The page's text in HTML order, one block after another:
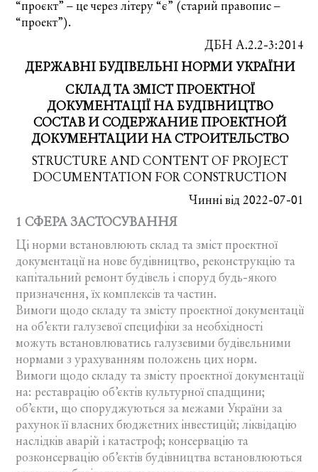
“проєкт” – це через літеру “є” (старий правопис –
“проект”).
ДБН А.2.2-3:2014
ДЕРЖАВНІ БУДІВЕЛЬНІ НОРМИ УКРАЇНИ
СКЛАД ТА ЗМІСТ ПРОЕКТНОЇ
ДОКУМЕНТАЦІЇ НА БУДІВНИЦТВО
СОСТАВ И СОДЕРЖАНИЕ ПРОЕКТНОЙ
ДОКУМЕНТАЦИИ НА СТРОИТЕЛЬСТВО
STRUCTURE AND CONTENT OF PROJECT
DOCUMENTATION FOR CONSTRUCTION
Чинні від 2022-07-01
1 СФЕРА ЗАСТОСУВАННЯ
Ці норми встановлюють склад та зміст проектної
документації на нове будівництво, реконструкцію та
капітальний ремонт будівель і споруд будь-якого
призначення, їх комплексів та частин.
Вимоги щодо складу та змісту проектної документації
на об’єкти галузевої специфіки за необхідності
можуть встановлюватись галузевими будівельними
нормами з урахуванням положень цих норм.
Вимоги щодо складу та змісту проектної документації
на: реставрацію об’єктів культурної спадщини;
об’єкти, що споруджуються за межами України за
рахунок її власних бюджетних інвестицій; ліквідацію
наслідків аварій і катастроф; консервацію та
розконсервацію об’єктів будівництва встановлюються